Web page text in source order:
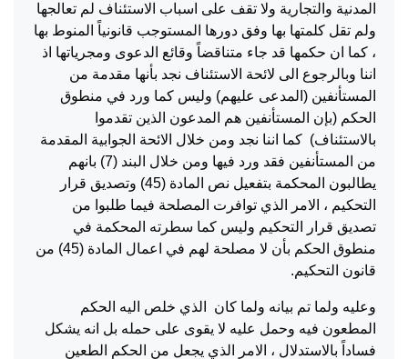
المدنية والتجارية ولا تقف على اسباب الاستئناف لم تعالجها
ولم تقل كلمتها بها وفق دورها المستوجب قانونياً المنوط بها
، كما ان حكمها قد جاء متناقضاً وقائع الدعوى ومجرياتها اذ
اننا وبالرجوع الى لائحة الاستئناف نجد بأنها مقدمة من
المستأنفين (المدعى عليهم) وليس كما ورد في منطوق
الحكم (بإن المستأنفين هم المدعون الذين تقدموا
بالاستئناف) كما اننا نجد ومن خلال الائحة الجوابية المقدمة
من المستأنفين فقد ورد فيها ومن خلال البند (7) بانهم
يطالبون المحكمة بتفعيل نص المادة (45) وتصديق قرار
التحكيم ، الامر الذي توافرت المصلحة فيما طلبوا من
تصديق قرار التحكيم وليس كما سطرته المحكمة في
منطوق الحكم بأن لا مصلحة لهم في اعمال المادة (45) من
قانون التحكيم.
وعليه ولما تم بيانه ولما كان الذي خلص اليه الحكم
المطعون فيه وحمل عليه لا يقوى على حمله بل انه يشكل
فساداً بالاستدلال ، الامر الذي يجعل من الحكم الطعين